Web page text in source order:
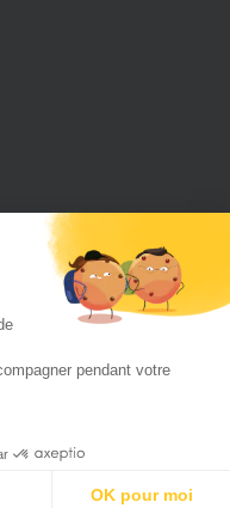
pendant votre
OK pour moi